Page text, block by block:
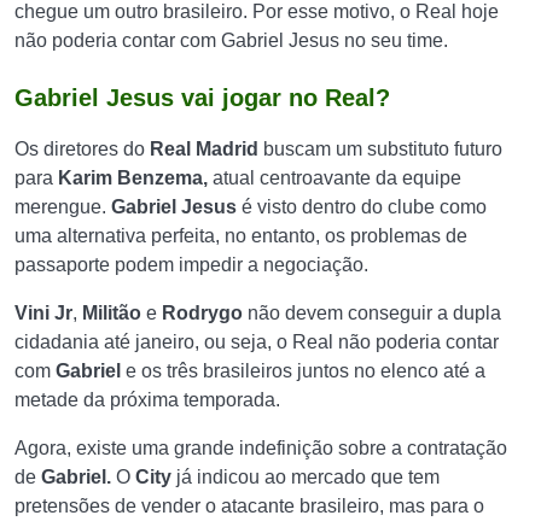
chegue um outro brasileiro. Por esse motivo, o Real hoje
não poderia contar com Gabriel Jesus no seu time.
Gabriel Jesus vai jogar no Real?
Os diretores do Real Madrid buscam um substituto futuro
para Karim Benzema, atual centroavante da equipe
merengue. Gabriel Jesus é visto dentro do clube como
uma alternativa perfeita, no entanto, os problemas de
passaporte podem impedir a negociação.
Vini Jr, Militão e Rodrygo não devem conseguir a dupla
cidadania até janeiro, ou seja, o Real não poderia contar
com Gabriel e os três brasileiros juntos no elenco até a
metade da próxima temporada.
Agora, existe uma grande indefinição sobre a contratação
de Gabriel. O City já indicou ao mercado que tem
pretensões de vender o atacante brasileiro, mas para o